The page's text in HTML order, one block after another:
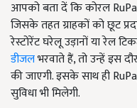
आपको बता दें कि कोरल
जिसके तहत ग्राहकों को छूट
रेस्टोरेंट घरेलू उड़ानों या रेल
डीजलभरवाते हैं, तो उन्हें इस
की जाएगी. इसके साथ ही
सुविधा भी मिलेगी.